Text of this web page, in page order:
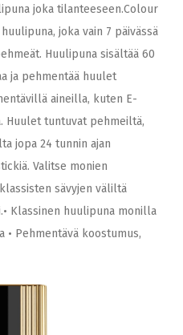
joka tilanteeseen.Colour
joka vain 7 päivässä
Huulipuna sisältää 60
ja pehmentää huulet
aineilla, kuten E-
Huulet tuntuvat pehmeiltä,
jopa 24 tunnin ajan
Valitse monien
sävyjen väliltä
Klassinen huulipuna monilla
• Pehmentävä koostumus,